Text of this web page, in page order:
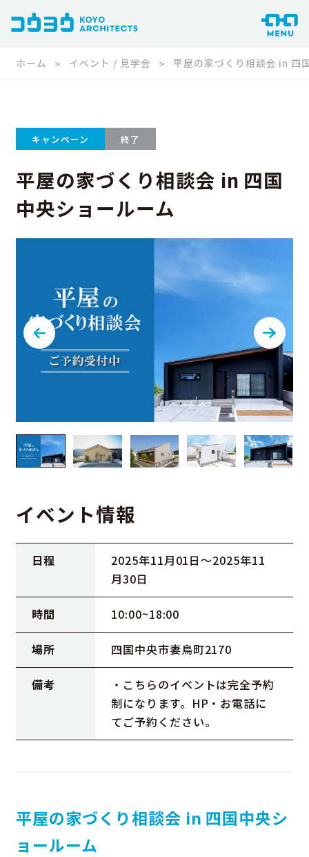
ホーム イベント / 見学会 平屋の家づくり相談会 in 四
キャンペーン 終了
平屋の家づくり相談会 in 四国
中央ショールーム
イベント情報
日程
2025年11月01日〜2025年11
月30日
時間 10:00~18:00
場所 四国中央市妻鳥町2170
備考
・こちらのイベントは完全予約
制になります。HP・お電話に
てご予約ください。
平屋の家づくり相談会 in 四国中央シ
ョールーム